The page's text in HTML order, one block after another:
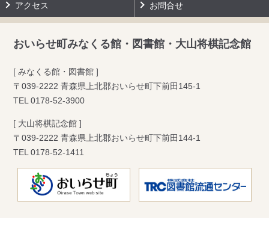
アクセス お問合せ
おいらせ町みなくる館・図書館・大山将棋記念館
[ みなくる館・図書館 ]
〒039-2222 青森県上北郡おいらせ町下前田145-1
TEL0178-52-3900
[ 大山将棋記念館 ]
〒039-2222 青森県上北郡おいらせ町下前田144-1
TEL0178-52-1411